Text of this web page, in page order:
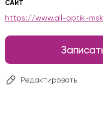
САЙТ
https://www.all-optik-
Редактировать